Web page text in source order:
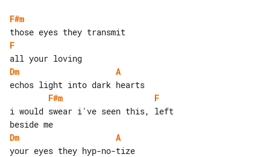
F#m
F
Dm
A
F#m
F
i would swear i've seen this, left
Dm
A
your eyes they hyp-no-tize